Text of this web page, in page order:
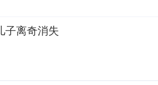
子离奇消失